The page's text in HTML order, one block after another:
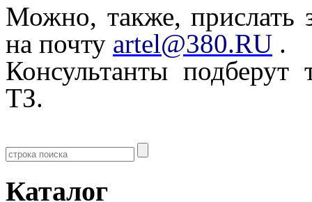
Можно, также, прислать
на почту artel@380.RU .
Консультанты
ТЗ.
Каталог